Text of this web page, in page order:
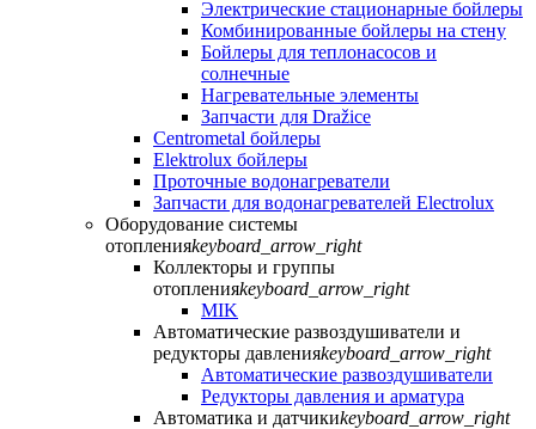
Электрические стационарные бойлеры
Комбинированные бойлеры на стену
Бойлеры для теплонасосов и
солнечные
Нагревательные элементы
Запчасти для Dražice
Centrometal бойлеры
Elektrolux бойлеры
Проточные водонагреватели
Запчасти для водонагревателей Electrolux
Оборудование системы
отопленияkeyboard_arrow_right
Коллекторы и группы
отопленияkeyboard_arrow_right
MIK
Автоматические развоздушиватели и
редукторы давленияkeyboard_arrow_right
Автоматические развоздушиватели
Редукторы давления и арматура
Автоматика и датчикиkeyboard_arrow_right